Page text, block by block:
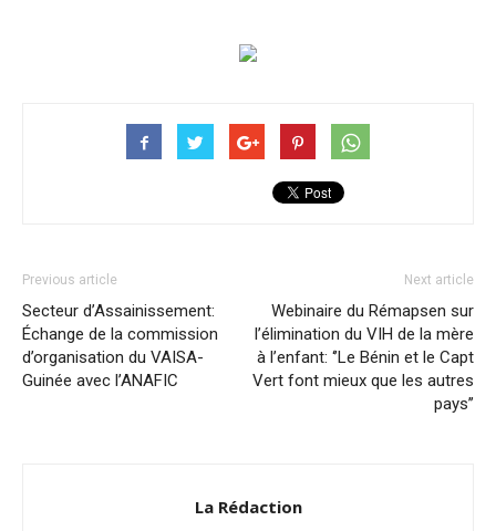
Previous article
Secteur d’Assainissement:
Échange de la commission
d’organisation du VAISA-
Guinée avec l’ANAFIC
Next article
Webinaire du Rémapsen sur
l’élimination du VIH de la mère
à l’enfant: ‘’Le Bénin et le Capt
Vert font mieux que les autres
pays’’
La Rédaction